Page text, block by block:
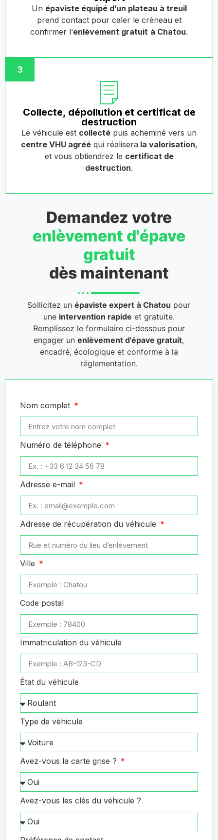
Un épaviste équipé d’un plateau à treuil
prend contact pour caler le créneau et
confirmer l’enlèvement gratuit à Chatou.
3
Collecte, dépollution et certificat de
destruction
Le véhicule est collecté puis acheminé vers un
centre VHU agrééqui réalisera la valorisation,
et vous obtiendrez le certificat de
destruction.
Demandez votre
enlèvement d'épave
gratuit
dès maintenant
Sollicitez unépaviste expert à Chatou pour
une intervention rapide et gratuite.
Remplissez le formulaire ci-dessous pour
engager unenlèvement d'épave gratuit,
encadré, écologique et conforme à la
réglementation.
Nom complet
Numéro de téléphone
Adresse e-mail
Adresse de récupération du véhicule
Ville
Code postal
Immatriculation du véhicule
État du véhicule
Type de véhicule
Avez-vous la carte grise ?
Avez-vous les clés du véhicule ?